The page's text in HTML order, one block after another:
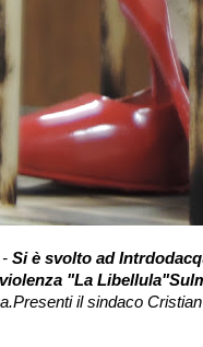
- Si è svolto ad
"La
il sindaco